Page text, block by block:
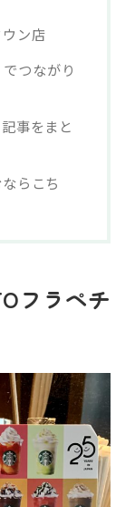
ン店
つながり
事をまと
らこち
フラペチ